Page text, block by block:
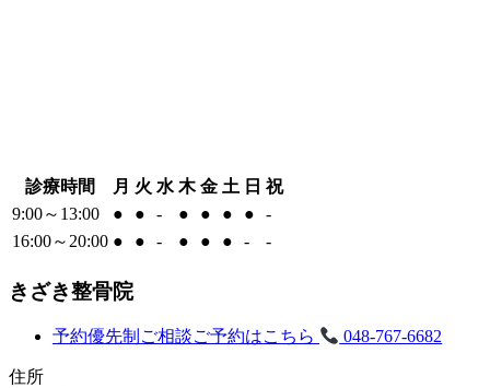
診療時間 月 火 水 木 金 土 日 祝
9:00～13:00
● ● - ● ● ● ●
-
16:00～20:00 ● ● - ● ● ● - -
きざき整骨院
予約優先制 ご相談ご予約はこちら 048-767-6682
住所